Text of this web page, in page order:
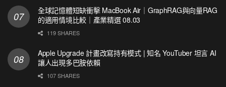
全球記憶體短缺衝擊 MacBook Air｜GraphRAG與向量RAG
的適用情境比較｜產業精選 08.03
119 SHARES
Apple Upgrade 計畫改寫持有模式 | 知名 YouTuber 坦言 AI
讓人出現多巴胺依賴
107 SHARES